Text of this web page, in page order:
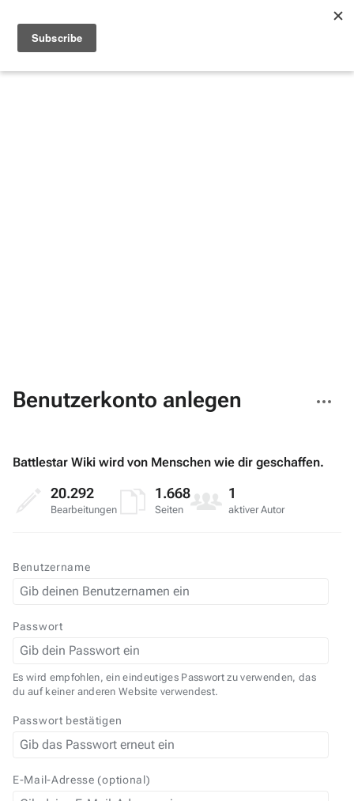
Benutzerkonto anlegen
Aktionen
Benutzername
Passwort
Es wird empfohlen, ein eindeutiges Passwort zu verwenden, das
du auf keiner anderen Website verwendest.
Passwort bestätigen
E-Mail-Adresse (optional)
Battlestar Wiki wird von Menschen wie dir geschaffen.
20.292
Bearbeitungen
1.668
Seiten
1
aktiver Autor